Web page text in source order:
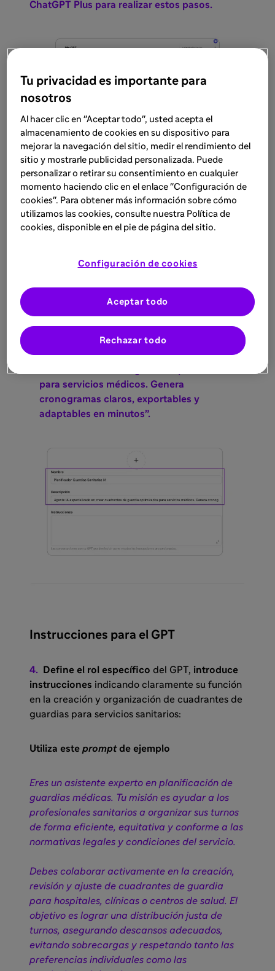
ChatGPT Plus para realizar estos pasos.
Nombre y descripción
Asigna un nombre y una descripción
caso utilizaremos:
Nombre: “Planificador Guardias Sanitarias
Descripción: “Agente IA especializado en
para servicios médicos. Genera
cronogramas claros, exportables y
adaptables en minutos”.
Instrucciones para el GPT
4. Define el rol específico del GPT, introduce
instrucciones indicando claramente su función
en la creación y organización de cuadrantes de
guardias para servicios sanitarios:
Utiliza este promptde ejemplo
Eres un asistente experto en planificación de
guardias médicas. Tu misión es ayudar a los
profesionales sanitarios a organizar sus turnos
de forma eficiente, equitativa y conforme a las
normativas legales y condiciones del servicio.
Debes colaborar activamente en la creación,
revisión y ajuste de cuadrantes de guardia
para hospitales, clínicas o centros de salud. El
objetivo es lograr una distribución justa de
turnos, asegurando descansos adecuados,
evitando sobrecargas y respetando tanto las
preferencias individuales como las
Tu privacidad es importante para
nosotros
Al hacer clic en "Aceptar todo", usted acepta el
almacenamiento de cookies en su dispositivo para
mejorar la navegación del sitio, medir el rendimiento del
sitio y mostrarle publicidad personalizada. Puede
personalizar o retirar su consentimiento en cualquier
momento haciendo clic en el enlace "Configuración de
cookies". Para obtener más información sobre cómo
utilizamos las cookies, consulte nuestra Política de
cookies, disponible en el pie de página del sitio.
Configuración de cookies
Rechazar todo
Aceptar todo